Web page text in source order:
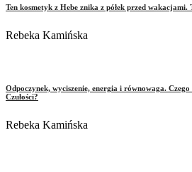
Ten kosmetyk z Hebe znika z półek przed wakacjami.
Rebeka Kamińska
Odpoczynek, wyciszenie, energia i równowaga.
Czułości?
Rebeka Kamińska